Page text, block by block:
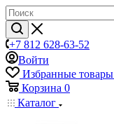
+7 812 628-63-52
Войти
Избранные товары
Корзина 0
Каталог